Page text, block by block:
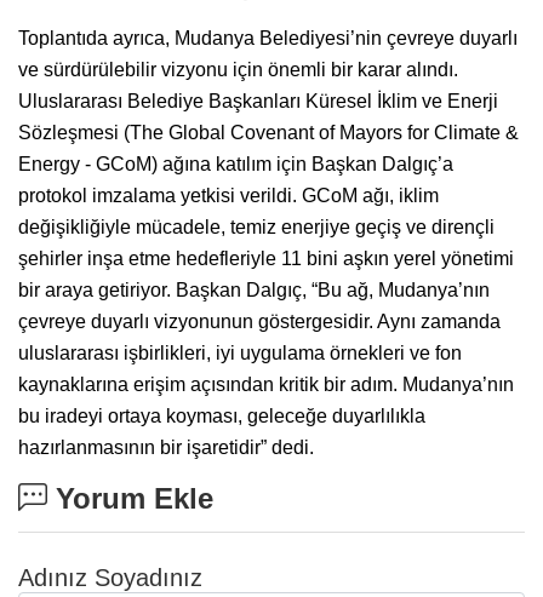
Toplantıda ayrıca, Mudanya Belediyesi’nin çevreye duyarlı
ve sürdürülebilir vizyonu için önemli bir karar alındı.
Uluslararası Belediye Başkanları Küresel İklim ve Enerji
Sözleşmesi (The Global Covenant of Mayors for Climate &
Energy - GCoM) ağına katılım için Başkan Dalgıç’a
protokol imzalama yetkisi verildi. GCoM ağı, iklim
değişikliğiyle mücadele, temiz enerjiye geçiş ve dirençli
şehirler inşa etme hedefleriyle 11 bini aşkın yerel yönetimi
bir araya getiriyor. Başkan Dalgıç, “Bu ağ, Mudanya’nın
çevreye duyarlı vizyonunun göstergesidir. Aynı zamanda
uluslararası işbirlikleri, iyi uygulama örnekleri ve fon
kaynaklarına erişim açısından kritik bir adım. Mudanya’nın
bu iradeyi ortaya koyması, geleceğe duyarlılıkla
hazırlanmasının bir işaretidir” dedi.
Yorum Ekle
Adınız Soyadınız